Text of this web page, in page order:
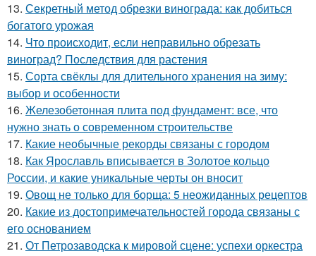
13. Секретный метод обрезки винограда: как добиться
богатого урожая
14. Что происходит, если неправильно обрезать
виноград? Последствия для растения
15. Сорта свёклы для длительного хранения на зиму:
выбор и особенности
16. Железобетонная плита под фундамент: все, что
нужно знать о современном строительстве
17. Какие необычные рекорды связаны с городом
18. Как Ярославль вписывается в Золотое кольцо
России, и какие уникальные черты он вносит
19. Овощ не только для борща: 5 неожиданных рецептов
20. Какие из достопримечательностей города связаны с
его основанием
21. От Петрозаводска к мировой сцене: успехи оркестра